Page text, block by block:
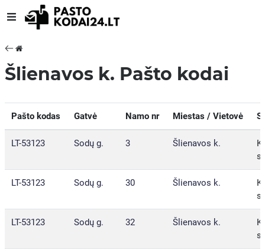
Šlienavos k. Pašto kodai
Pašto kodas Gatvė Namo nr Miestas / Vietovė
LT-53123 Sodų g. 3 Šlienavos k.
LT-53123 Sodų g. 30 Šlienavos k.
LT-53123 Sodų g. 32 Šlienavos k.